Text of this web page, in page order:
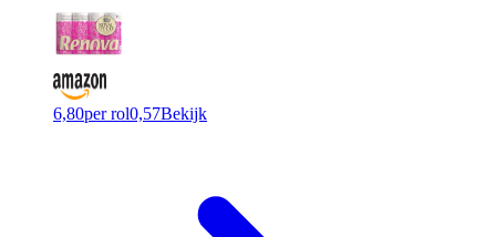
6,80per rol0,57Bekijk